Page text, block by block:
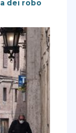
dei robo